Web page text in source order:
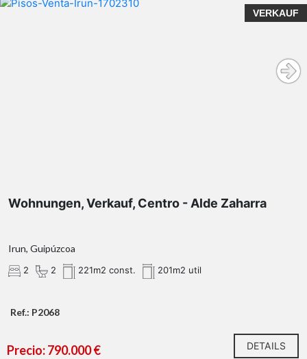
VERKAUF
Wohnungen, Verkauf, Centro - Alde Zaharra
Irun, Guipúzcoa
2 2 221m2 const. 201m2 util
Ref.: P2068
Precio: 790.000 € DETAILS